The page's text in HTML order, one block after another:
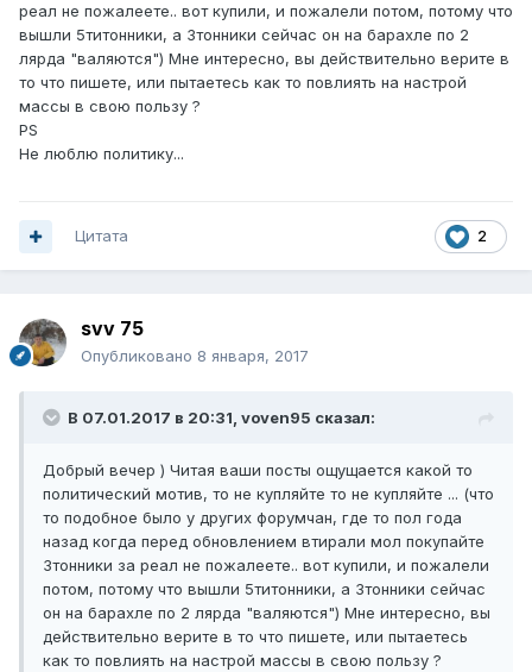
реал не пожалеете.. вот купили, и пожалели потом, потому что
вышли 5титонники, а 3тонники сейчас он на барахле по 2
лярда "валяются") Мне интересно, вы действительно верите в
то что пишете, или пытаетесь как то повлиять на настрой
массы в свою пользу ?
PS
Не люблю политику...
2
Цитата
svv 75
Опубликовано 8 января, 2017
В 07.01.2017 в 20:31, voven95 сказал:
Добрый вечер ) Читая ваши посты ощущается какой то
политический мотив, то не купляйте то не купляйте ... (что
то подобное было у других форумчан, где то пол года
назад когда перед обновлением втирали мол покупайте
3тонники за реал не пожалеете.. вот купили, и пожалели
потом, потому что вышли 5титонники, а 3тонники сейчас
он на барахле по 2 лярда "валяются") Мне интересно, вы
действительно верите в то что пишете, или пытаетесь
как то повлиять на настрой массы в свою пользу ?